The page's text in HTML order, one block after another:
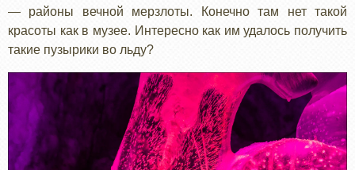
— районы вечной мерзлоты. Конечно там нет такой
красоты как в музее. Интересно как им удалось получить
такие пузырики во льду?